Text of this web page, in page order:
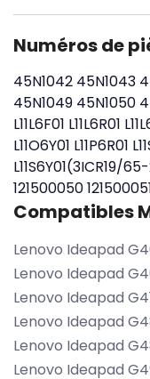
Numéros de
45N1042 45N1043
45N1049 45N1050
L11L6F01 L11L6R01
L11O6Y01 L11P6R01
L11S6Y01(3ICR19/
121500050
Compatibles
Lenovo Ideapad
Lenovo Ideapad
Lenovo Ideapad
Lenovo Ideapad
Lenovo Ideapad
Lenovo Ideapad